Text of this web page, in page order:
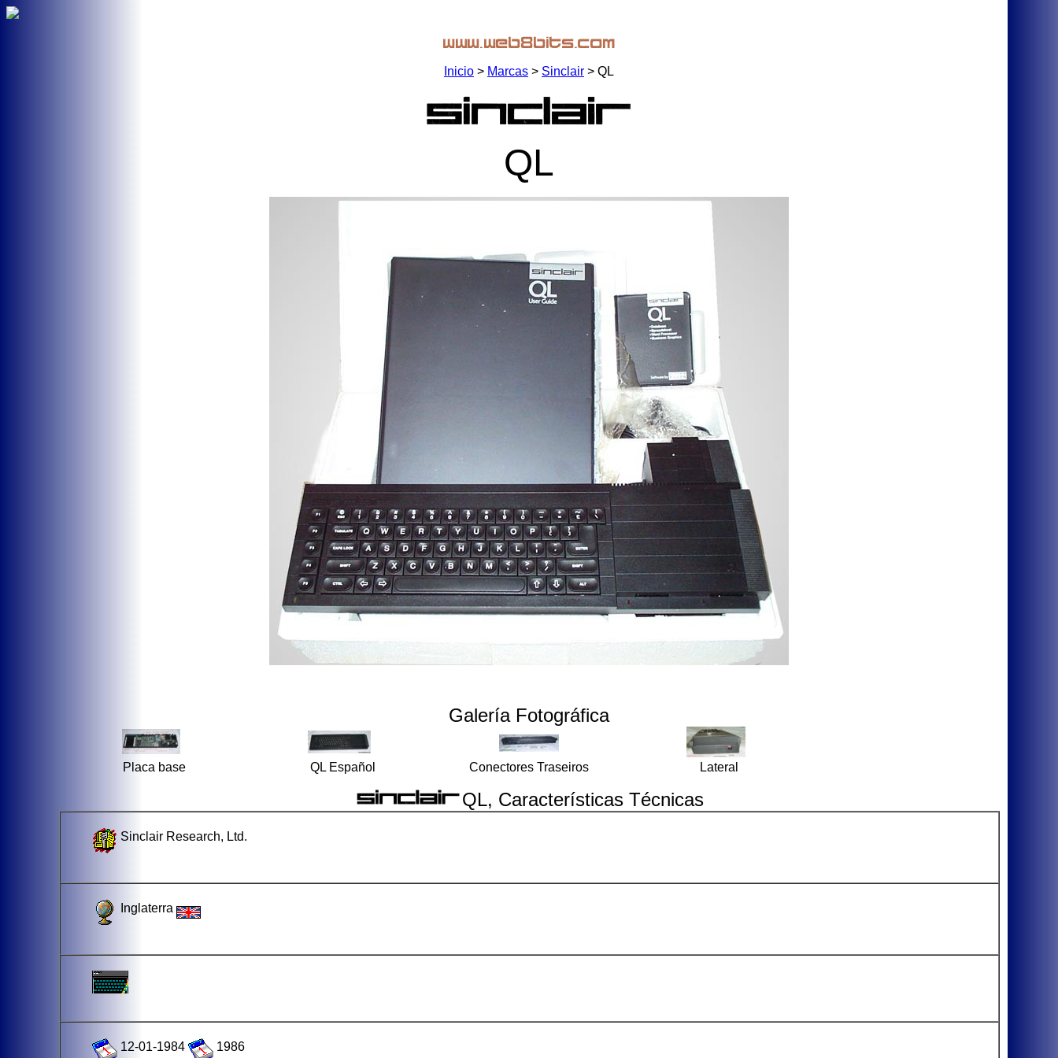
Inicio > Marcas > Sinclair > QL
QL
Galería Fotográfica
Placa base QL Español Conectores Traseiros Lateral
QL, Características Técnicas
Sinclair Research, Ltd.
Inglaterra
12-01-1984 1986